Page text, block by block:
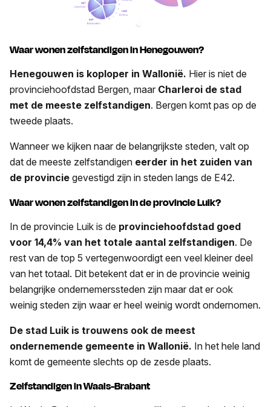
Waar wonen zelfstandigen in Henegouwen?
Henegouwen is koploper in Wallonië. Hier is niet de
provinciehoofdstad Bergen, maar Charleroi de stad
met de meeste zelfstandigen. Bergen komt pas op de
tweede plaats.
Wanneer we kijken naar de belangrijkste steden, valt op
dat de meeste zelfstandigen eerder in het zuiden van
de provincie gevestigd zijn in steden langs de E42.
Waar wonen zelfstandigen in de provincie Luik?
In de provincie Luik is de provinciehoofdstad goed
voor 14,4% van het totale aantal zelfstandigen. De
rest van de top 5 vertegenwoordigt een veel kleiner deel
van het totaal. Dit betekent dat er in de provincie weinig
belangrijke ondernemerssteden zijn maar dat er ook
weinig steden zijn waar er heel weinig wordt ondernomen.
De stad Luik is trouwens ook de meest
ondernemende gemeente in Wallonië. In het hele land
komt de gemeente slechts op de zesde plaats.
Zelfstandigen in Waals-Brabant